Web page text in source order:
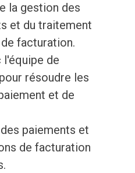
la gestion des
et du traitement
facturation.
l'équipe de
résoudre les
et de
paiements et
de facturation